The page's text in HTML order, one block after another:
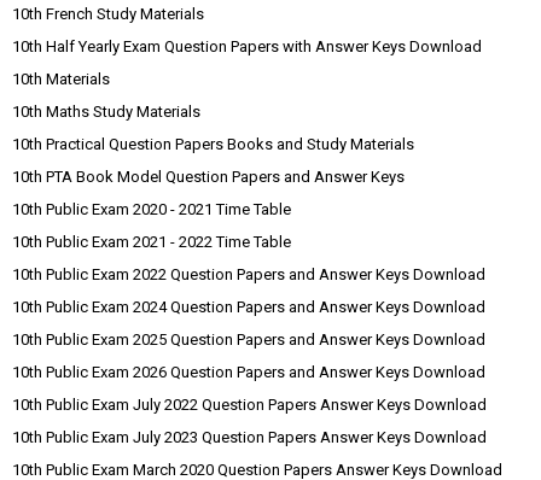
10th French Study Materials
10th Half Yearly Exam Question Papers with Answer Keys Download
10th Materials
10th Maths Study Materials
10th Practical Question Papers Books and Study Materials
10th PTA Book Model Question Papers and Answer Keys
10th Public Exam 2020 - 2021 Time Table
10th Public Exam 2021 - 2022 Time Table
10th Public Exam 2022 Question Papers and Answer Keys Download
10th Public Exam 2024 Question Papers and Answer Keys Download
10th Public Exam 2025 Question Papers and Answer Keys Download
10th Public Exam 2026 Question Papers and Answer Keys Download
10th Public Exam July 2022 Question Papers Answer Keys Download
10th Public Exam July 2023 Question Papers Answer Keys Download
10th Public Exam March 2020 Question Papers Answer Keys Download